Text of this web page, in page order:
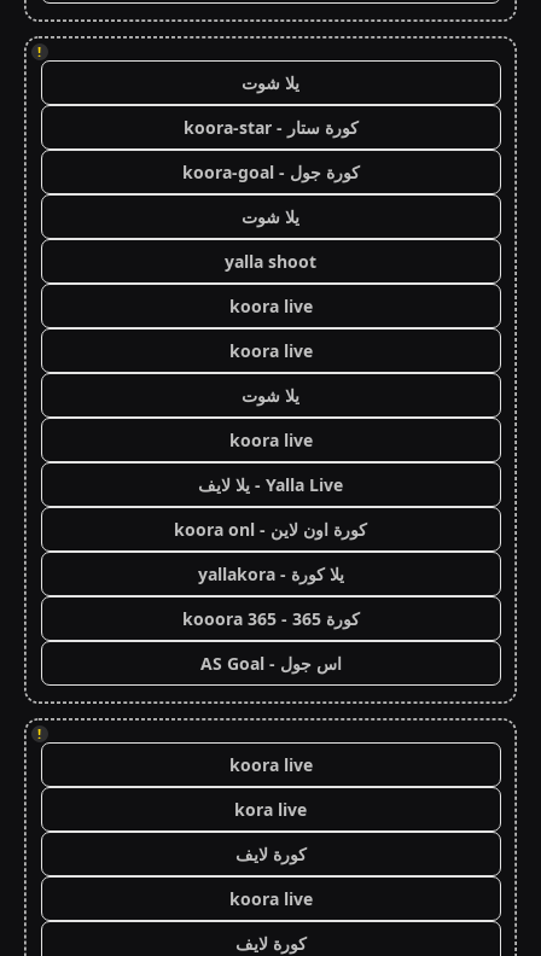
!
يلا شوت
كورة ستار - koora-star
كورة جول - koora-goal
يلا شوت
yalla shoot
koora live
koora live
يلا شوت
koora live
Yalla Live - يلا لايف
كورة اون لاين - koora onl
يلا كورة - yallakora
كورة 365 - kooora 365
اس جول - AS Goal
!
koora live
kora live
كورة لايف
koora live
كورة لايف